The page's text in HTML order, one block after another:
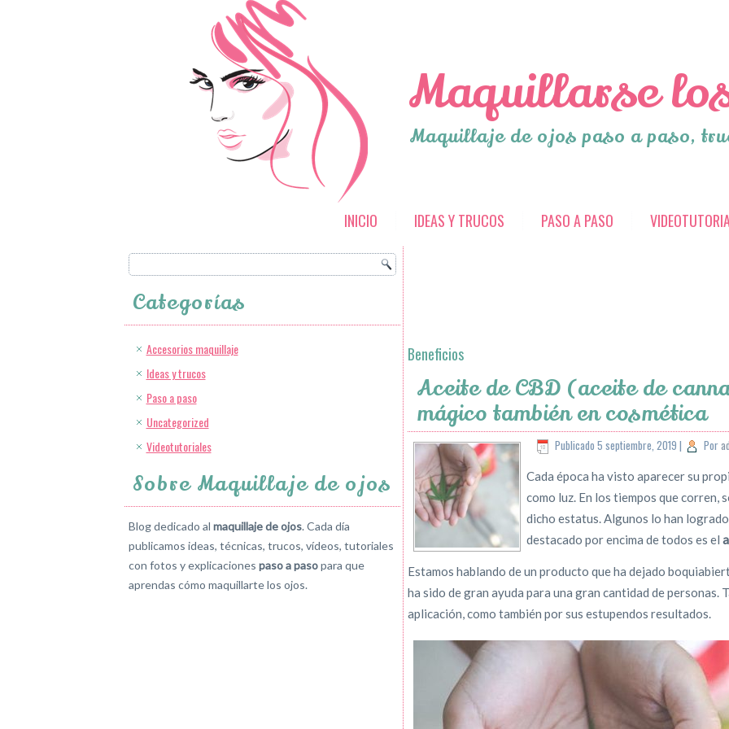
Maquillarse
Maquillaje de ojos paso a paso,
INICIO IDEAS Y TRUCOS PASO A PASO
Categorías
Accesorios maquillaje
Ideas y trucos
Paso a paso
Uncategorized
Videotutoriales
Sobre Maquillaje de ojos
Blog dedicado al maquillaje de ojos. Cada día
publicamos ideas, técnicas, trucos, vídeos, tutoriales
con fotos y explicaciones paso a pasopara que
aprendas cómo maquillarte los ojos.
Beneficios
Aceite de CBD (aceite de
mágico también en cosmética
Publicado 5 septiembre, 2019 | Por
Cada época ha visto aparecer su
como luz. En los tiempos que corren,
dicho estatus. Algunos lo han
destacado por encima de todos es el
Estamos hablando de un producto que ha dejado
ha sido de gran ayuda para una gran cantidad de
aplicación, como también por sus estupendos resultados.